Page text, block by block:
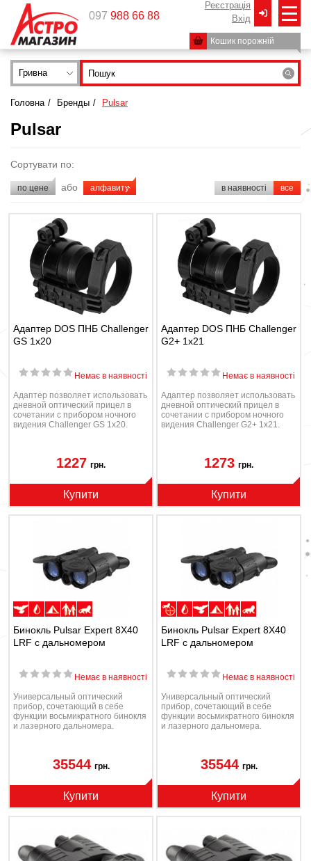
097 988 66 88
Реєстрація
Вxід
Кошик порожній
Гривна
Головна / Бренды / Pulsar
Pulsar
Сортувати по:
по цене або алфавиту в наявності все
Адаптер DOS ПНБ Challenger
GS 1x20
Немає в наявності
Адаптер позволяет использовать
дневной оптический прицел в
сочетании с прибором ночного
видения Challenger GS 1x20.
1227 грн.
Купити
Адаптер DOS ПНБ Challenger
G2+ 1x21
Немає в наявності
Адаптер позволяет использовать
дневной оптический прицел в
сочетании с прибором ночного
видения Challenger G2+ 1x21.
1273 грн.
Купити
Бинокль Pulsar Expert 8Х40
LRF с дальномером
Немає в наявності
Универсальный оптический
прибор, сочетающий в себе
функции восьмикратного бинокля
и лазерного дальномера.
35544 грн.
Купити
Бинокль Pulsar Expert 8Х40
LRF с дальномером
Немає в наявності
Универсальный оптический
прибор, сочетающий в себе
функции восьмикратного бинокля
и лазерного дальномера.
35544 грн.
Купити